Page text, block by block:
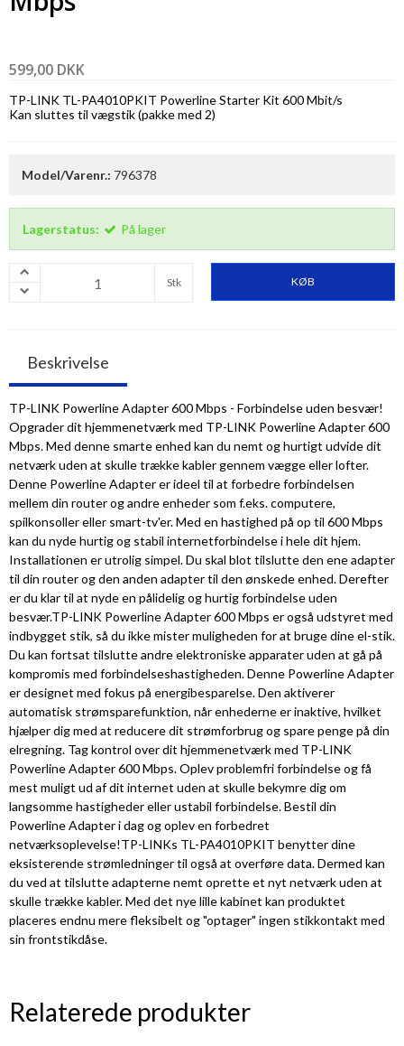
599,00 DKK
TP-LINK TL-PA4010PKIT Powerline Starter Kit 600 Mbit/s
Kan sluttes til vægstik (pakke med 2)
Model/Varenr.: 796378
Lagerstatus: På lager
Stk KØB
Beskrivelse
TP-LINK Powerline Adapter 600 Mbps - Forbindelse uden besvær!
Opgrader dit hjemmenetværk med TP-LINK Powerline Adapter 600
Mbps. Med denne smarte enhed kan du nemt og hurtigt udvide dit
netværk uden at skulle trække kabler gennem vægge eller lofter.
Denne Powerline Adapter er ideel til at forbedre forbindelsen
mellem din router og andre enheder som f.eks. computere,
spilkonsoller eller smart-tv'er. Med en hastighed på op til 600 Mbps
kan du nyde hurtig og stabil internetforbindelse i hele dit hjem.
Installationen er utrolig simpel. Du skal blot tilslutte den ene adapter
til din router og den anden adapter til den ønskede enhed. Derefter
er du klar til at nyde en pålidelig og hurtig forbindelse uden
besvær.TP-LINK Powerline Adapter 600 Mbps er også udstyret med
indbygget stik, så du ikke mister muligheden for at bruge dine el-stik.
Du kan fortsat tilslutte andre elektroniske apparater uden at gå på
kompromis med forbindelseshastigheden. Denne Powerline Adapter
er designet med fokus på energibesparelse. Den aktiverer
automatisk strømsparefunktion, når enhederne er inaktive, hvilket
hjælper dig med at reducere dit strømforbrug og spare penge på din
elregning. Tag kontrol over dit hjemmenetværk med TP-LINK
Powerline Adapter 600 Mbps. Oplev problemfri forbindelse og få
mest muligt ud af dit internet uden at skulle bekymre dig om
langsomme hastigheder eller ustabil forbindelse. Bestil din
Powerline Adapter i dag og oplev en forbedret
netværksoplevelse!TP-LINKs TL-PA4010PKIT benytter dine
eksisterende strømledninger til også at overføre data. Dermed kan
du ved at tilslutte adapterne nemt oprette et nyt netværk uden at
skulle trække kabler. Med det nye lille kabinet kan produktet
placeres endnu mere fleksibelt og "optager" ingen stikkontakt med
sin frontstikdåse.
Relaterede produkter